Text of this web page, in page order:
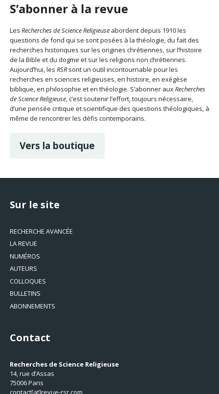
S’abonner à la revue
Les Recherches de Science Religieuse abordent depuis 1910 les
questions de fond qui se sont posées à la théologie, du fait des
recherches historiques sur les origines chrétiennes, sur l’histoire
de la Bible et du dogme et sur les religions non chrétiennes.
Aujourd’hui, les RSRsont un outil incontournable pour les
recherches en sciences religieuses, en histoire, en exégèse
biblique, en philosophie et en théologie. S’abonner auxRecherches
de Science Religieuse, c’est soutenir l’effort, toujours nécessaire,
d’une pensée critique et scientifique des questions théologiques, à
même de rencontrer les défis contemporains.
Vers la boutique
Sur le site
RECHERCHE AVANCÉE
LA REVUE
NUMÉROS
AUTEURS
COLLOQUES
BULLETINS
ABONNEMENTS
Contact
Recherches de Science Religieuse
14, rue d’Assas
75006 Paris
contact[at]revue-rsr.com